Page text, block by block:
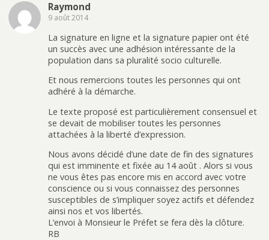
Raymond
9 août 2014
La signature en ligne et la signature papier ont été
un succès avec une adhésion intéressante de la
population dans sa pluralité socio culturelle.
Et nous remercions toutes les personnes qui ont
adhéré à la démarche.
Le texte proposé est particulièrement consensuel et
se devait de mobiliser toutes les personnes
attachées à la liberté d’expression.
Nous avons décidé d’une date de fin des signatures
qui est imminente et fixée au 14 août . Alors si vous
ne vous êtes pas encore mis en accord avec votre
conscience ou si vous connaissez des personnes
susceptibles de s’impliquer soyez actifs et défendez
ainsi nos et vos libertés.
L’envoi à Monsieur le Préfet se fera dès la clôture.
RB